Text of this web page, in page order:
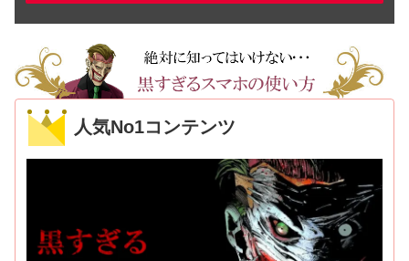
人気No1コンテンツ